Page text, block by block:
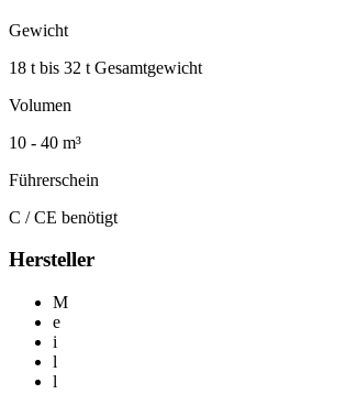
Gewicht
18 t bis 32 t Gesamtgewicht
Volumen
10 - 40 m³
Führerschein
C / CE benötigt
Hersteller
M
e
i
l
l